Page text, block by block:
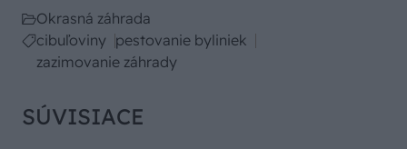
Okrasná záhrada
cibuľoviny pestovanie byliniek
zazimovanie záhrady
SÚVISIACE